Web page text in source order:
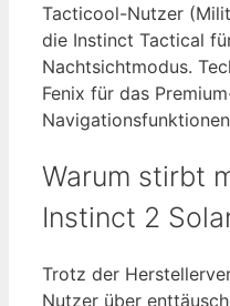
Tacticool-Nutzer
die Instinct Tactical
Nachtsichtmodus.
Fenix für das
Warum stirbt
Instinct 2
Trotz der
Nutzer über